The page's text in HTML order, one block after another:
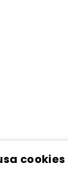
cookies